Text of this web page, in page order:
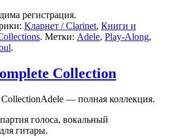
регистрация.
Кларнет / Clarinet, Книги и
. Метки: Adele, Play-Along,
.
Collection
Adele — полная коллекция.
голоса, вокальный
гитары.